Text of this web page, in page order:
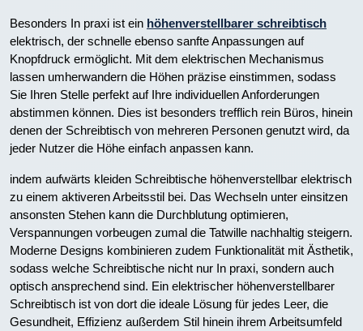
Besonders In praxi ist ein höhenverstellbarer schreibtisch
elektrisch, der schnelle ebenso sanfte Anpassungen auf
Knopfdruck ermöglicht. Mit dem elektrischen Mechanismus
lassen umherwandern die Höhen präzise einstimmen, sodass
Sie Ihren Stelle perfekt auf Ihre individuellen Anforderungen
abstimmen können. Dies ist besonders trefflich rein Büros, hinein
denen der Schreibtisch von mehreren Personen genutzt wird, da
jeder Nutzer die Höhe einfach anpassen kann.
indem aufwärts kleiden Schreibtische höhenverstellbar elektrisch
zu einem aktiveren Arbeitsstil bei. Das Wechseln unter einsitzen
ansonsten Stehen kann die Durchblutung optimieren,
Verspannungen vorbeugen zumal die Tatwille nachhaltig steigern.
Moderne Designs kombinieren zudem Funktionalität mit Ästhetik,
sodass welche Schreibtische nicht nur In praxi, sondern auch
optisch ansprechend sind. Ein elektrischer höhenverstellbarer
Schreibtisch ist von dort die ideale Lösung für jedes Leer, die
Gesundheit, Effizienz außerdem Stil hinein ihrem Arbeitsumfeld